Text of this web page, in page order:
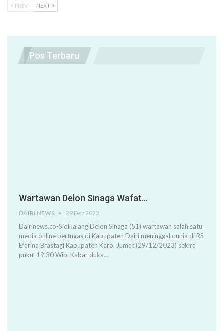
PREV NEXT
Pos Terbaru
Wartawan Delon Sinaga Wafat…
DAIRI NEWS 29 Dec 2023
Dairinews.co-Sidikalang Delon Sinaga (51) wartawan salah satu
media online bertugas di Kabupaten Dairi meninggal dunia di RS
Efarina Brastagi Kabupaten Karo, Jumat (29/12/2023) sekira
pukul 19.30 Wib. Kabar duka…